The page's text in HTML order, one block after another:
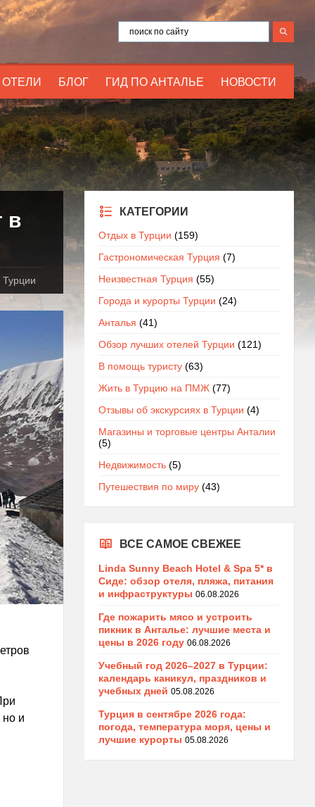
ОТЕЛИ БЛОГ ГИД ПО АНТАЛЬЕ НОВОСТИ
в
но и
КАТЕГОРИИ
Отдых в Турции (159)
Гастрономическая Турция (7)
Неизвестная Турция (55)
Города и курорты Турции (24)
Анталья (41)
Обзор лучших отелей Турции (121)
В помощь туристу(63)
Жить в Турцию на ПМЖ(77)
Отзывы об экскурсиях в Турции (4)
Магазины и торговые центры Анталии
(5)
Недвижимость(5)
Путешествия по миру(43)
ВСЕ САМОЕ СВЕЖЕЕ
Linda Sunny Beach Hotel & Spa 5* в
Сиде: обзор отеля, пляжа, питания
и инфраструктуры 06.08.2026
Где пожарить мясо и устроить
пикник в Анталье: лучшие места и
цены в 2026 году 06.08.2026
Учебный год 2026–2027 в Турции:
календарь каникул, праздников и
учебных дней 05.08.2026
Турция в сентябре 2026 года:
погода, температура моря, цены и
лучшие курорты 05.08.2026